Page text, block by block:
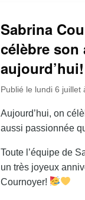
Sabrina
célèbre son
aujourd’hui!
Publié le lundi 6 juillet
Aujourd’hui, on
aussi passionnée
Toute l’équipe de
un très joyeux
Cournoyer!